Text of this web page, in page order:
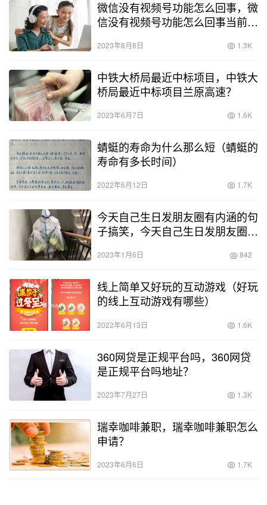
微信没有视频号功能怎么回事，微
信没有视频号功能怎么回事当前最
2023年8月8日 1.3K
中铁大桥局最近中标项目，中铁大
桥局最近中标项目兰原高速？
2023年6月7日 1.6K
蜻蜓的寿命为什么那么短（蜻蜓的
寿命有多长时间）
2022年6月12日 1.7K
今天自己生日发朋友圈有内涵的句
子搞笑，今天自己生日发朋友圈有
2023年1月6日 842
线上简单又好玩的互动游戏（好玩
的线上互动游戏有哪些）
2022年6月13日 1.6K
360网贷是正规平台吗，360网贷
是正规平台吗地址？
2023年7月27日 1.3K
瑞幸咖啡兼职，瑞幸咖啡兼职怎么
申请？
2023年6月6日 1.7K